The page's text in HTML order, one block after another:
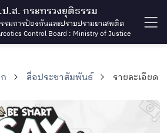
.ส. กระทรวงยุติธรรม
รมการป้องกันและปราบปรามยาเสพติด
Control Board : Ministry of Justice
สื่อประชาสัมพันธ์ รายละเอียด